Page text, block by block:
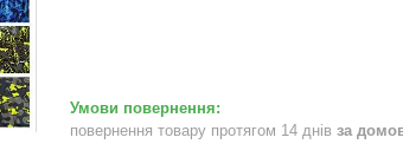
повернення товару протягом 14 днів за